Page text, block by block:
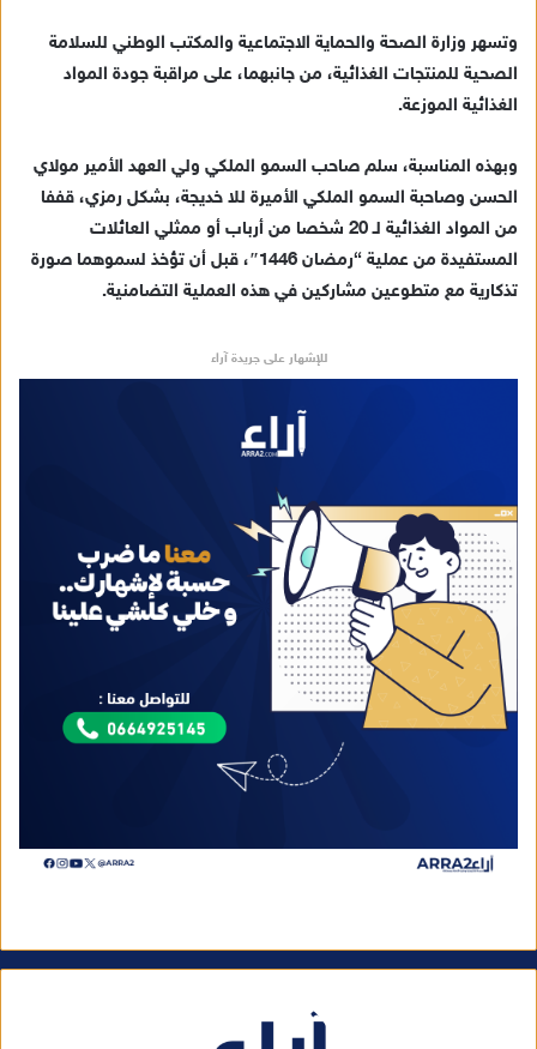
وتسهر وزارة الصحة والحماية الاجتماعية والمكتب الوطني للسلامة
الصحية للمنتجات الغذائية، من جانبهما، على مراقبة جودة المواد
الغذائية الموزعة.
وبهذه المناسبة، سلم صاحب السمو الملكي ولي العهد الأمير مولاي
الحسن وصاحبة السمو الملكي الأميرة للا خديجة، بشكل رمزي، قففا
من المواد الغذائية لـ 20 شخصا من أرباب أو ممثلي العائلات
المستفيدة من عملية “رمضان 1446″، قبل أن تؤخذ لسموهما صورة
تذكارية مع متطوعين مشاركين في هذه العملية التضامنية.
للإشهار على جريدة آراء